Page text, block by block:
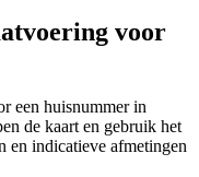
voor
een huisnummer in
de kaart en gebruik het
en indicatieve afmetingen